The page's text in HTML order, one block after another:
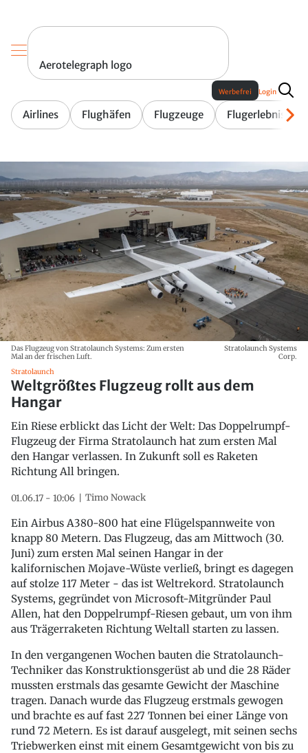
Aerotelegraph logo
Airlines Flughäfen Flugzeuge Flugerlebnis
Werbefrei Login
Das Flugzeug von Stratolaunch Systems: Zum ersten
Mal an der frischen Luft.
Stratolaunch Systems
Corp.
Stratolaunch
Weltgrößtes Flugzeug rollt aus dem
Hangar
Ein Riese erblickt das Licht der Welt: Das Doppelrumpf-
Flugzeug der Firma Stratolaunch hat zum ersten Mal
den Hangar verlassen. In Zukunft soll es Raketen
Richtung All bringen.
01.06.17 - 10:06 Timo Nowack
Ein Airbus A380-800 hat eine Flügelspannweite von
knapp 80 Metern. Das Flugzeug, das am Mittwoch (30.
Juni) zum ersten Mal seinen Hangar in der
kalifornischen Mojave-Wüste verließ, bringt es dagegen
auf stolze 117 Meter - das ist Weltrekord. Stratolaunch
Systems, gegründet von Microsoft-Mitgründer Paul
Allen, hat den Doppelrumpf-Riesen gebaut, um von ihm
aus Trägerraketen Richtung Weltall starten zu lassen.
In den vergangenen Wochen bauten die Stratolaunch-
Techniker das Konstruktionsgerüst ab und die 28 Räder
mussten erstmals das gesamte Gewicht der Maschine
tragen. Danach wurde das Flugzeug erstmals gewogen
und brachte es auf fast 227 Tonnen bei einer Länge von
rund 72 Metern. Es ist darauf ausgelegt, mit seinen sechs
Triebwerken einst mit einem Gesamtgewicht von bis zu